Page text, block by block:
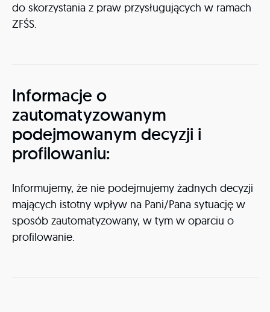
do skorzystania z praw przysługujących w ramach
ZFŚS.
Informacje o
zautomatyzowanym
podejmowanym decyzji i
profilowaniu:
Informujemy, że nie podejmujemy żadnych decyzji
mających istotny wpływ na Pani/Pana sytuację w
sposób zautomatyzowany, w tym w oparciu o
profilowanie.